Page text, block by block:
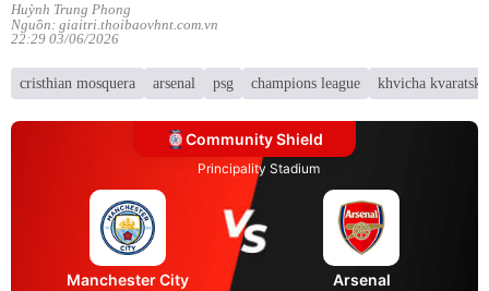
Huỳnh Trung Phong
Nguồn: giaitri.thoibaovhnt.com.vn
22:29 03/06/2026
cristhian mosquera arsenal psg champions league khvicha
Community Shield
Principality Stadium
Manchester City Arsenal